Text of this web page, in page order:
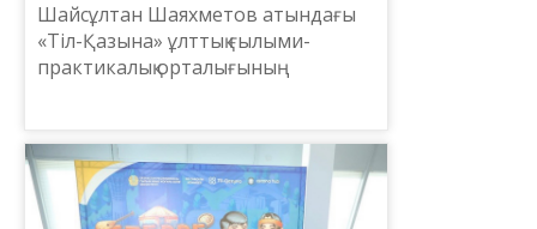
Шайсұлтан Шаяхметов атындағы
«Тіл-Қазына» ұлттық ғылыми-
практикалық орталығының
студенттерімен кездесті.